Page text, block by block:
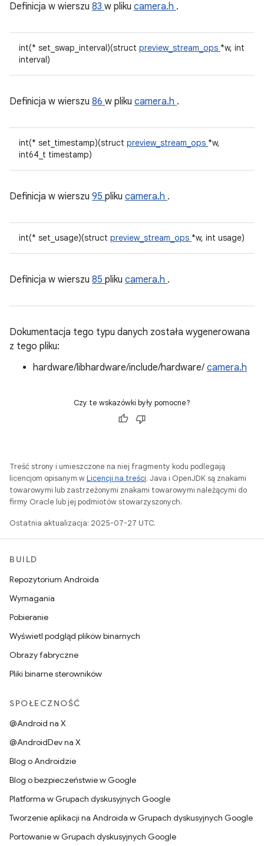
Definicja w wierszu 83 w pliku camera.h .
int(* set_swap_interval)(struct preview_stream_ops *w, int
interval)
Definicja w wierszu 86 w pliku camera.h .
int(* set_timestamp)(struct preview_stream_ops *w,
int64_t timestamp)
Definicja w wierszu 95 pliku camera.h .
int(* set_usage)(struct preview_stream_ops *w, int usage)
Definicja w wierszu 85 pliku camera.h .
Dokumentacja tego typu danych została wygenerowana
z tego pliku:
hardware/libhardware/include/hardware/ camera.h
Czy te wskazówki były pomocne?
Treść strony i umieszczone na niej fragmenty kodu podlegają
licencjom opisanym wLicencji na treści. Java i OpenJDK są znakami
towarowymi lub zastrzeżonymi znakami towarowymi należącymi do
firmy Oracle lub jej podmiotów stowarzyszonych.
Ostatnia aktualizacja: 2025-07-27 UTC.
BUILD
Repozytorium Androida
Wymagania
Pobieranie
Wyświetl podgląd plików binarnych
Obrazy fabryczne
Pliki binarne sterowników
SPOŁECZNOŚĆ
@Android na X
@AndroidDev na X
Blog o Androidzie
Blog o bezpieczeństwie w Google
Platforma w Grupach dyskusyjnych Google
Tworzenie aplikacji na Androida w Grupach dyskusyjnych Google
Portowanie w Grupach dyskusyjnych Google